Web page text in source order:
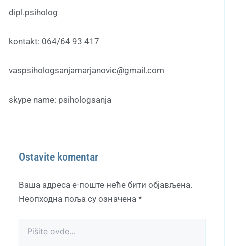
dipl.psiholog
kontakt: 064/64 93 417
vaspsihologsanjamarjanovic@gmail.com
skype name: psihologsanja
Ostavite komentar
Ваша адреса е-поште неће бити објављена.
Неопходна поља су означена *